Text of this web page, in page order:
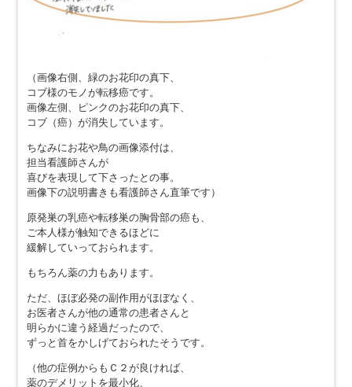
（画像右側、緑のお花印の真下、
コブ様のモノが転移癌です。
画像左側、ピンクのお花印の真下、
コブ（癌）が消失しています。
ちなみにお花や鳥の画像添付は、
担当看護師さんが
喜びを表現して下さったとの事。
画像下の説明書きも看護師さん直筆です）
原発巣の乳癌や転移巣の胸骨部の癌も、
ご本人様が触知できるほどに
緩解していっておられます。
もちろん薬の力もあります。
ただ、ほぼ必発の副作用がほぼなく、
お医者さんが他の通常の患者さんと
明らかに違う経過だったので、
ずっと首をかしげておられたそうです。
（他の症例からもＣ２が良ければ、
薬のデメリットを最小化、